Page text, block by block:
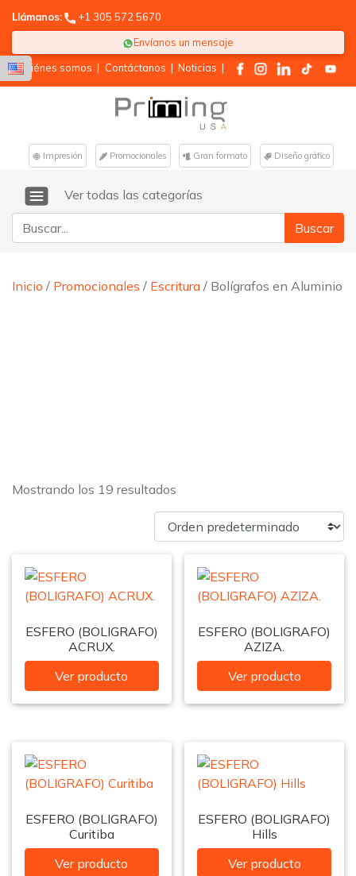
Llámanos:
+1 305 572 5670
Envíanos un mensaje
Quiénes somos | Contáctanos | Noticias |
Impresión Promocionales Gran formato Diseño gráfico
Ver todas las categorías
Buscar:
Inicio / Promocionales / Escritura / Bolígrafos en Aluminio
Mostrando los 19 resultados
ESFERO (BOLIGRAFO)
ACRUX.
Ver producto
ESFERO (BOLIGRAFO)
AZIZA.
Ver producto
ESFERO (BOLIGRAFO)
Curitiba
Ver producto
ESFERO (BOLIGRAFO)
Hills
Ver producto